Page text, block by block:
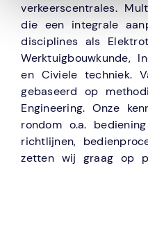
verkeerscentrales.
die een integrale
disciplines als
Werktuigbouwkunde,
en Civiele techniek.
gebaseerd op
Engineering. Onze
rondom o.a.
richtlijnen,
zetten wij graag op